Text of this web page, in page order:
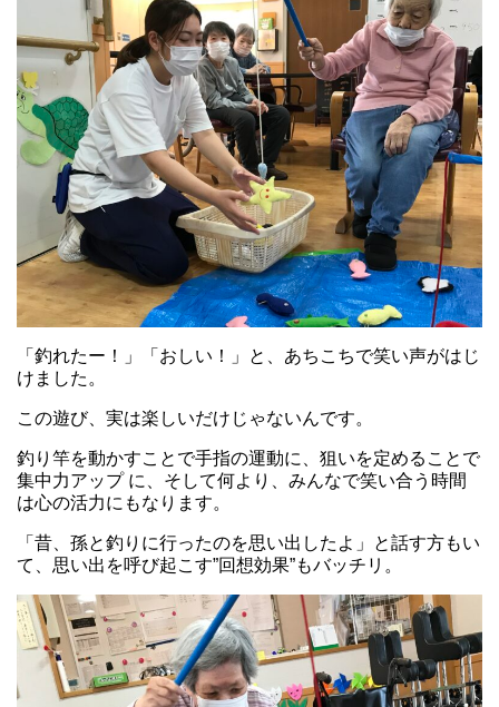
「釣れたー！」「おしい！」と、あちこちで笑い声がはじ
けました。
この遊び、実は楽しいだけじゃないんです。
釣り竿を動かすことで手指の運動に、狙いを定めることで
集中力アップ に、そして何より、みんなで笑い合う時間
は心の活力にもなります。
「昔、孫と釣りに行ったのを思い出したよ」と話す方もい
て、思い出を呼び起こす”回想効果”もバッチリ。